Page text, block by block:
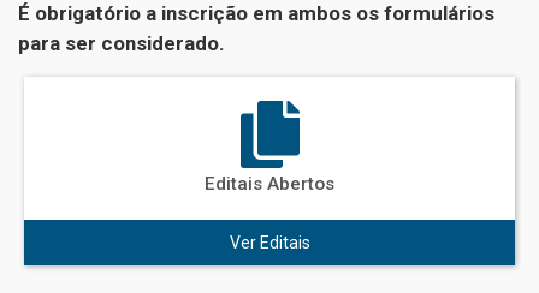
É obrigatório a inscrição em ambos os formulários
para ser considerado.
Editais Abertos
Ver Editais